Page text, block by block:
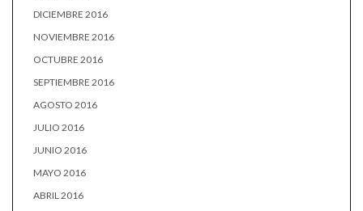
DICIEMBRE 2016
NOVIEMBRE 2016
OCTUBRE 2016
SEPTIEMBRE 2016
AGOSTO 2016
JULIO 2016
JUNIO 2016
MAYO 2016
ABRIL 2016